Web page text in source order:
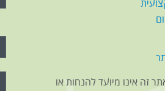
זה אינו מיועד להנחות או